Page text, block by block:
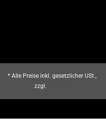
* Alle Preise inkl. gesetzlicher USt.,
zzgl.